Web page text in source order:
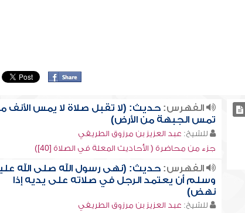
الفهرس: حديث: (لا تقبل صلاة لا يمس الأنف
تمس الجبهة من الأرض)
للشيخ: عبد العزيز بن مرزوق الطريفي
جزء من محاضرة ( الأحاديث المعلة في الصلاة [40])
الفهرس: حديث: (نهى رسول الله صلى الله
وسلم أن يعتمد الرجل في صلاته على يديه إذا
نهض)
للشيخ: عبد العزيز بن مرزوق الطريفي